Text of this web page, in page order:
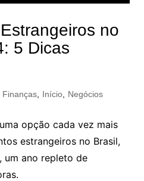
no
5 Dicas
Finanças, Início, Negócios
opção cada vez mais
estrangeiros no Brasil,
um ano repleto de